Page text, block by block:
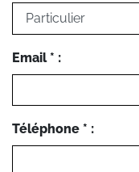
Email * :
Téléphone * :